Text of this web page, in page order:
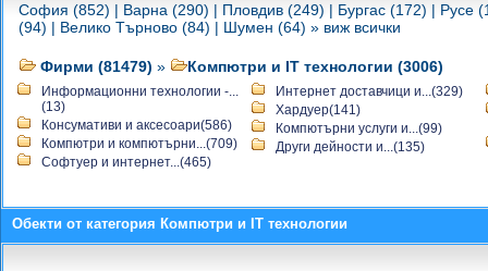
- София Компютърс ЕООД
- IT Administration
- UNEX Computers
- UNEX Computers
- UNEX Computers
- Интернет кафе WebZon@
- Джи Ейч Сервиз
- Printeri.com
- TonerPoint.bg
София (852) | Варна (290) | Пловдив (249) | Бургас (172) | Русе
(94) | Велико Търново (84) | Шумен (64) » виж всички
Фирми (81479) » Компютри и IT технологии (3006)
Информационни технологии -...
(13)
Консумативи и аксесоари(586)
Компютри и компютърни...(709)
Софтуер и интернет...(465)
Интернет доставчици и...(329)
Хардуер(141)
Компютърни услуги и...(99)
Други дейности и...(135)
Обекти от категория Компютри и IT технологии